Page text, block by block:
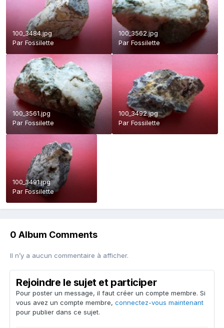
100_3484.jpg
Par Fossilette
100_3562.jpg
Par Fossilette
100_3561.jpg
Par Fossilette
100_3492.jpg
Par Fossilette
100_3491.jpg
Par Fossilette
0 Album Comments
Il n’y a aucun commentaire à afficher.
Rejoindre le sujet et participer
Pour poster un message, il faut créer un compte membre. Si
vous avez un compte membre, connectez-vous maintenant
pour publier dans ce sujet.